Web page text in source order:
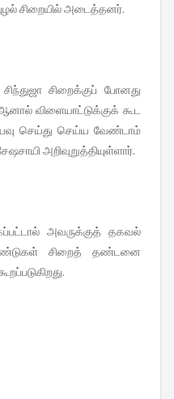
சிறையில் அடைத்தனர்.
சிறைக்குப் போனது
விளையாட்டுக்குக் கூட
செய்து செய்ய வேண்டாம்
அறிவுறுத்தியுள்ளார்.
அவருக்குத் தகவல்
சிறைத் தண்டனை